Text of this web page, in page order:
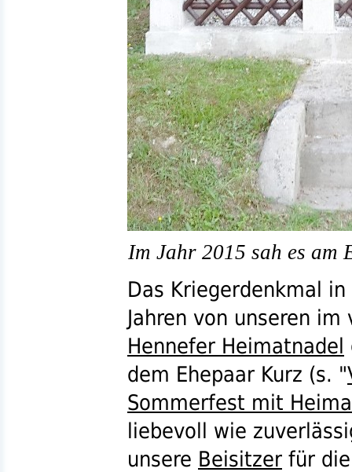
Im Jahr 2015 sah es am
Das Kriegerdenkmal in
Jahren von unseren
Hennefer Heimatnadel
dem Ehepaar Kurz (s. "
Sommerfest mit
liebevoll wie
unsere Beisitzer für